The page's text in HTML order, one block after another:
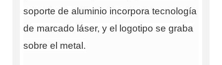
soporte de aluminio incorpora tecnología
de marcado láser, y el logotipo se graba
sobre el metal.